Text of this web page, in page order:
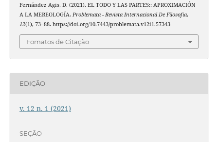
Fernández Agis, D. (2021). EL TODO Y LAS PARTES:: APROXIMACIÓN
A LA MEREOLOGÍA. Problemata - Revista Internacional De Filosofia,
12(1), 73–88. https://doi.org/10.7443/problemata.v12i1.57343
Fomatos de Citação
EDIÇÃO
v. 12 n. 1 (2021)
SEÇÃO